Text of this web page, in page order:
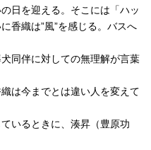
日を迎える。そこには「ハッ
香織は”風”を感じる。バスへ
同伴に対しての無理解が言葉
は今までとは違い人を変えて
いるときに、湊昇（豊原功